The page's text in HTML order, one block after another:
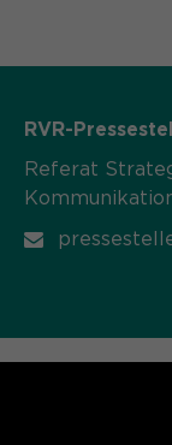
RVR-
Referat